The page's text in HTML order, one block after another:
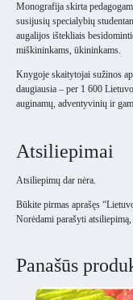
Monografija skirta
susijusių specialybių
augalijos ištekliais
miškininkams, ūkininkams.
Knygoje skaitytojai sužinos
daugiausia – per 1 600
auginamų, adventyvinių ir
Atsiliepimai
Atsiliepimų dar nėra.
Būkite pirmas aprašęs
Norėdami parašyti
Panašūs